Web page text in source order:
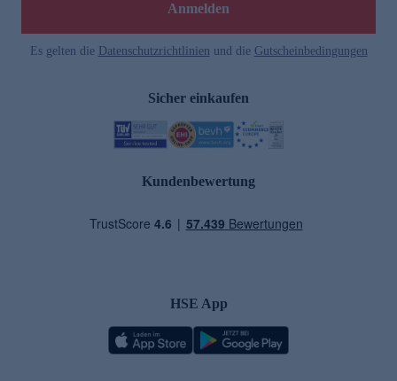
Anmelden
Es gelten die Datenschutzrichtlinien und die Gutscheinbedingungen
Sicher einkaufen
Kundenbewertung
HSE App